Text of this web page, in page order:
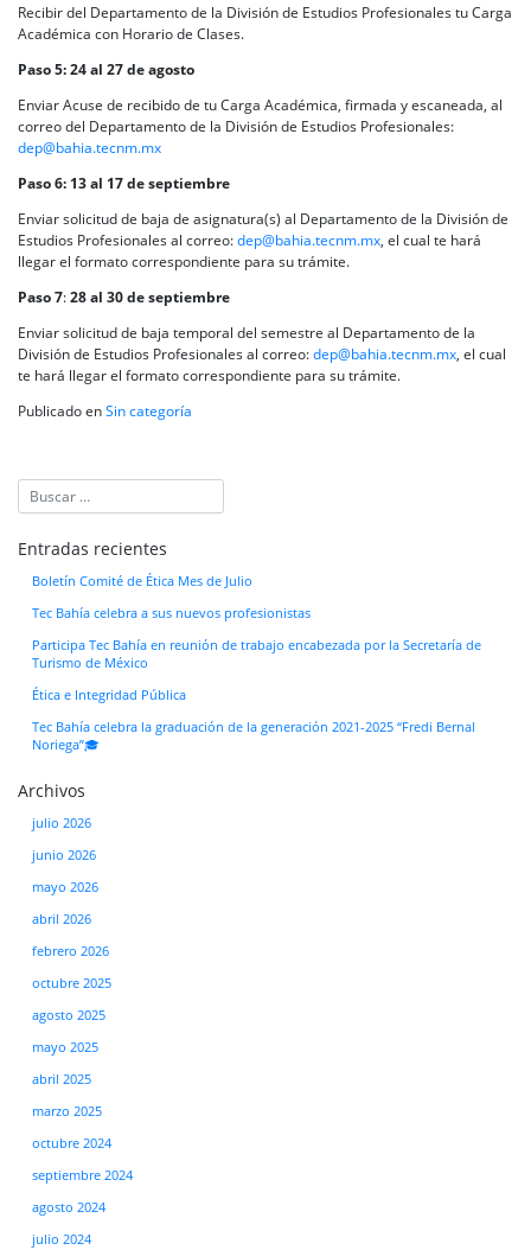
Recibir del Departamento de la División de Estudios Profesionales tu Carga
Académica con Horario de Clases.
Paso 5:24 al 27 de agosto
Enviar Acuse de recibido de tu Carga Académica, firmada y escaneada, al
correo del Departamento de la División de Estudios Profesionales:
dep@bahia.tecnm.mx
Paso 6: 13 al 17 de septiembre
Enviar solicitud de baja de asignatura(s) al Departamento de la División de
Estudios Profesionales al correo:dep@bahia.tecnm.mx, el cual te hará
llegar el formato correspondiente para su trámite.
Paso 7:28 al 30 de septiembre
Enviar solicitud de baja temporal del semestre al Departamento de la
División de Estudios Profesionales al correo:dep@bahia.tecnm.mx, el cual
te hará llegar el formato correspondiente para su trámite.
Publicado enSin categoría
Entradas recientes
Boletín Comité de Ética Mes de Julio
Tec Bahía celebra a sus nuevos profesionistas
Participa Tec Bahía en reunión de trabajo encabezada por la Secretaría de
Turismo de México
Ética e Integridad Pública
Tec Bahía celebra la graduación de la generación 2021-2025 “Fredi Bernal
Noriega”🎓
Archivos
julio 2026
junio 2026
mayo 2026
abril 2026
febrero 2026
octubre 2025
agosto 2025
mayo 2025
abril 2025
marzo 2025
octubre 2024
septiembre 2024
agosto 2024
julio 2024